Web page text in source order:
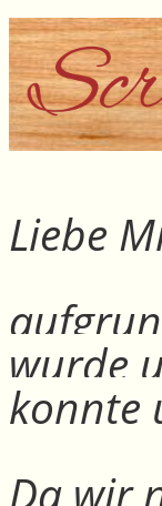
Liebe
wurde
konnte
Da wir